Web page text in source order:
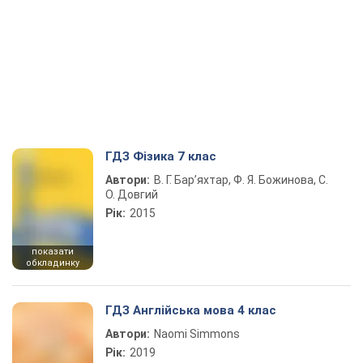
показати
обкладинку
ГДЗ Фізика 7 клас
Автори: В. Г. Бар’яхтар, Ф. Я. Божинова, С.
О. Довгий
Рік: 2015
ГДЗ Англійська мова 4 клас
Автори: Naomi Simmons
Рік: 2019